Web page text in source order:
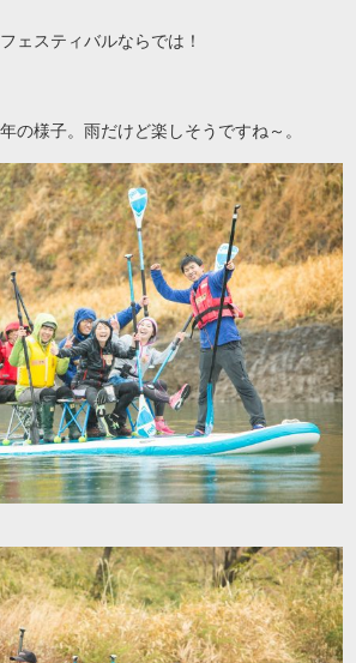
ェスティバルならでは！
の様子。雨だけど楽しそうですね～。